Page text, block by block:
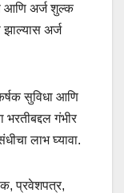
आणि अर्ज शुल्क
झाल्यास अर्ज
सुविधा आणि
गंभीर
लाभ घ्यावा.
प्रवेशपत्र,